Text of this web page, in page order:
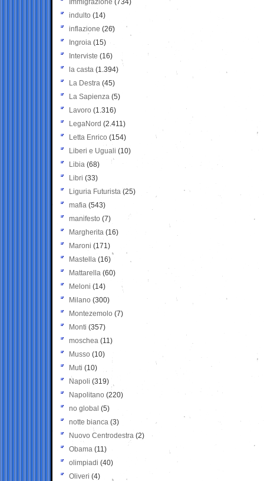
Immigrazione (734)
indulto (14)
inflazione (26)
Ingroia (15)
Interviste (16)
la casta (1.394)
La Destra (45)
La Sapienza (5)
Lavoro (1.316)
LegaNord (2.411)
Letta Enrico (154)
Liberi e Uguali (10)
Libia (68)
Libri (33)
Liguria Futurista (25)
mafia (543)
manifesto (7)
Margherita (16)
Maroni (171)
Mastella (16)
Mattarella (60)
Meloni (14)
Milano (300)
Montezemolo (7)
Monti (357)
moschea (11)
Musso (10)
Muti (10)
Napoli (319)
Napolitano (220)
no global (5)
notte bianca (3)
Nuovo Centrodestra (2)
Obama (11)
olimpiadi (40)
Oliveri (4)